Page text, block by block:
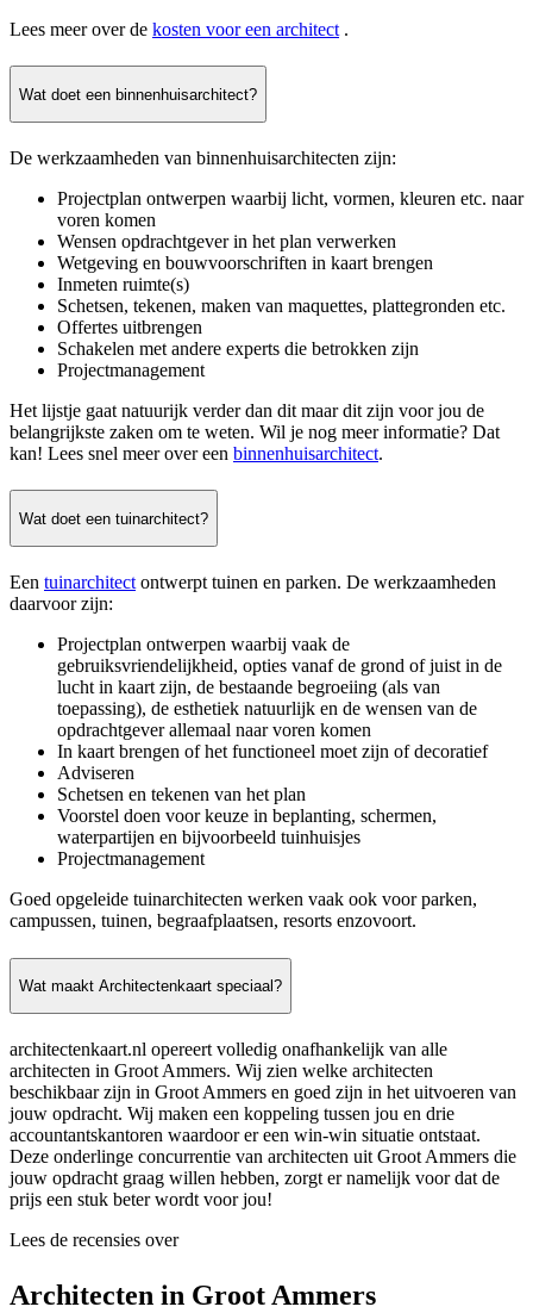
Lees meer over de kosten voor een architect .
Wat doet een binnenhuisarchitect?
De werkzaamheden van binnenhuisarchitecten zijn:
Projectplan ontwerpen waarbij licht, vormen, kleuren etc. naar
voren komen
Wensen opdrachtgever in het plan verwerken
Wetgeving en bouwvoorschriften in kaart brengen
Inmeten ruimte(s)
Schetsen, tekenen, maken van maquettes, plattegronden etc.
Offertes uitbrengen
Schakelen met andere experts die betrokken zijn
Projectmanagement
Het lijstje gaat natuurijk verder dan dit maar dit zijn voor jou de
belangrijkste zaken om te weten. Wil je nog meer informatie? Dat
kan! Lees snel meer over een binnenhuisarchitect.
Wat doet een tuinarchitect?
Een tuinarchitect ontwerpt tuinen en parken. De werkzaamheden
daarvoor zijn:
Projectplan ontwerpen waarbij vaak de
gebruiksvriendelijkheid, opties vanaf de grond of juist in de
lucht in kaart zijn, de bestaande begroeiing (als van
toepassing), de esthetiek natuurlijk en de wensen van de
opdrachtgever allemaal naar voren komen
In kaart brengen of het functioneel moet zijn of decoratief
Adviseren
Schetsen en tekenen van het plan
Voorstel doen voor keuze in beplanting, schermen,
waterpartijen en bijvoorbeeld tuinhuisjes
Projectmanagement
Goed opgeleide tuinarchitecten werken vaak ook voor parken,
campussen, tuinen, begraafplaatsen, resorts enzovoort.
Wat maakt Architectenkaart speciaal?
architectenkaart.nl opereert volledig onafhankelijk van alle
architecten in Groot Ammers. Wij zien welke architecten
beschikbaar zijn in Groot Ammers en goed zijn in het uitvoeren van
jouw opdracht. Wij maken een koppeling tussen jou en drie
accountantskantoren waardoor er een win-win situatie ontstaat.
Deze onderlinge concurrentie van architecten uit Groot Ammers die
jouw opdracht graag willen hebben, zorgt er namelijk voor dat de
prijs een stuk beter wordt voor jou!
Lees de recensies over
Architecten in Groot Ammers